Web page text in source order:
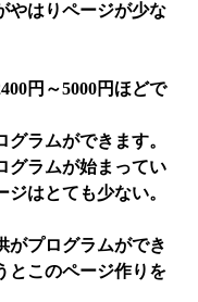
やはりページが少な
円～5000円ほどで
ラムができます。
グラムが始まってい
はとても少ない。
がプログラムができ
とこのページ作りを